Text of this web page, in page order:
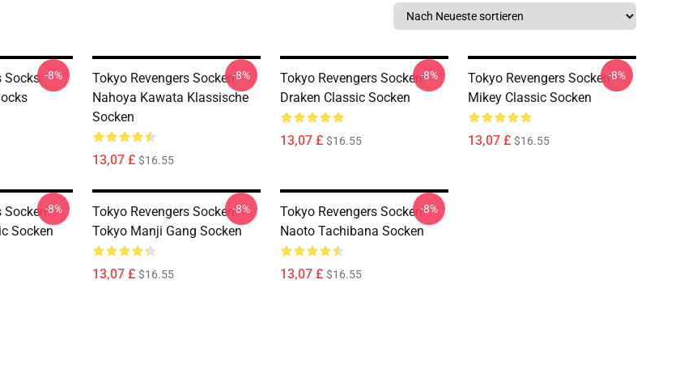
-8%
Tokyo Revengers Socken:
Nahoya Kawata Klassische
Socken
13,07 £ $16.55
-8%
Tokyo Revengers Socken:
Draken Classic Socken
13,07 £ $16.55
-8%
Tokyo Revengers Socken:
Mikey Classic Socken
13,07 £ $16.55
-8%
Socken:
Socken
-8%
Tokyo Revengers Socken:
Tokyo Manji Gang Socken
13,07 £ $16.55
-8%
Tokyo Revengers Socken:
Naoto Tachibana Socken
13,07 £ $16.55
-8%